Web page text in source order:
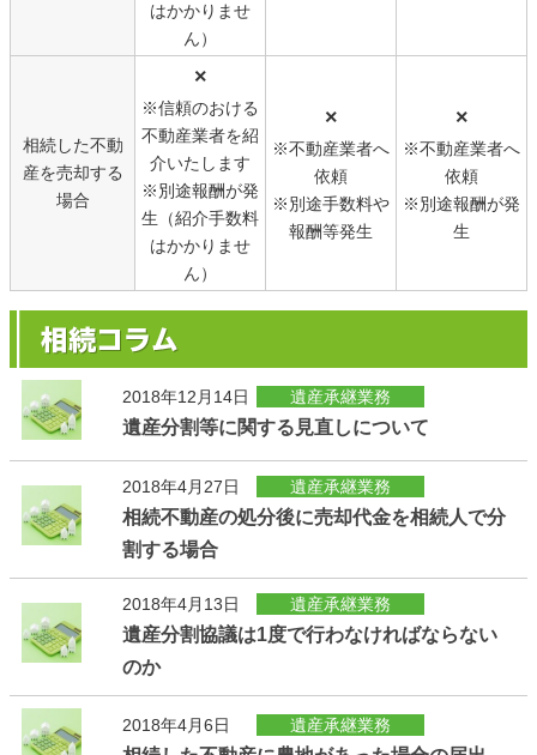
はかかりませ
ん）
相続した不動
産を売却する
場合
×
※信頼のおける
不動産業者を紹
介いたします
※別途報酬が発
生（紹介手数料
はかかりませ
ん）
×
※不動産業者へ
依頼
※別途手数料や
報酬等発生
×
※不動産業者へ
依頼
※別途報酬が発
生
2018年12月14日 遺産承継業務
遺産分割等に関する見直しについて
2018年4月27日 遺産承継業務
相続不動産の処分後に売却代金を相続人で分
割する場合
2018年4月13日 遺産承継業務
遺産分割協議は1度で行わなければならない
のか
2018年4月6日 遺産承継業務